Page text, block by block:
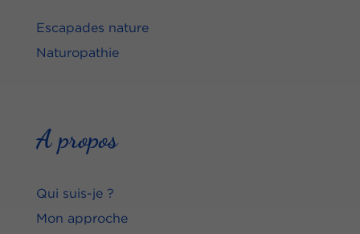
Escapades nature
Naturopathie
A propos
Qui suis-je ?
Mon approche